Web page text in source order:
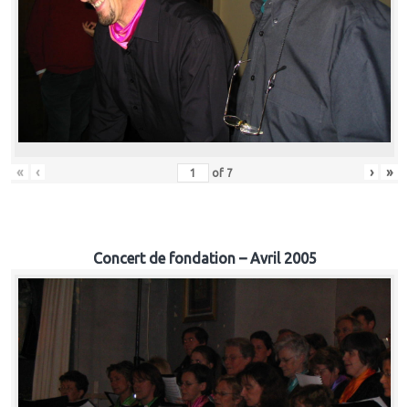
« ‹ of 7 › »
Concert de fondation – Avril 2005